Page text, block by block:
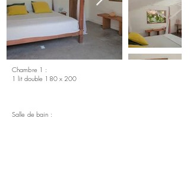
Chambre 1 :
1 lit double 180 x 200
Salle de bain :